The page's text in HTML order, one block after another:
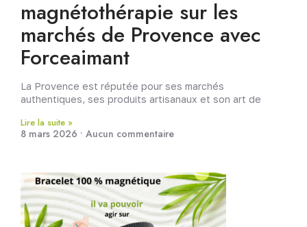
magnétothérapie sur les
marchés de Provence avec
Forceaimant
La Provence est réputée pour ses marchés
authentiques, ses produits artisanaux et son art de
Lire la suite »
8 mars 2026 Aucun commentaire